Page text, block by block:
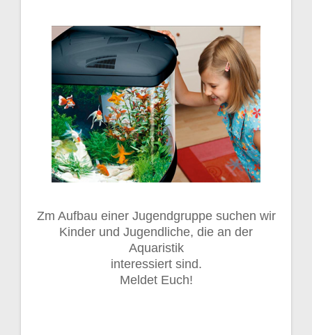
Zm Aufbau einer Jugendgruppe suchen wir
Kinder und Jugendliche, die an der
Aquaristik
interessiert sind.
Meldet Euch!